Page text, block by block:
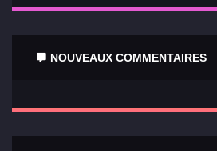
NOUVEAUX COMMENTAIRES